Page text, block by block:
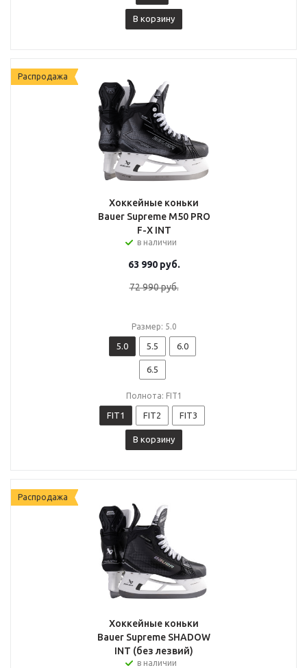
В корзину
Распродажа
Хоккейные коньки
Bauer Supreme M50 PRO
F-X INT
в наличии
63 990руб.
72 990руб.
Размер: 5.0
5.0 5.5 6.0
6.5
Полнота: FIT1
FIT1 FIT2 FIT3
В корзину
Распродажа
Хоккейные коньки
Bauer Supreme SHADOW
INT (без лезвий)
в наличии